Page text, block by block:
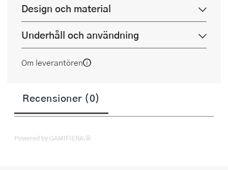
Design och material
Underhåll och användning
Om leverantören
Recensioner (0)
Powered by GAMIFIERA.®